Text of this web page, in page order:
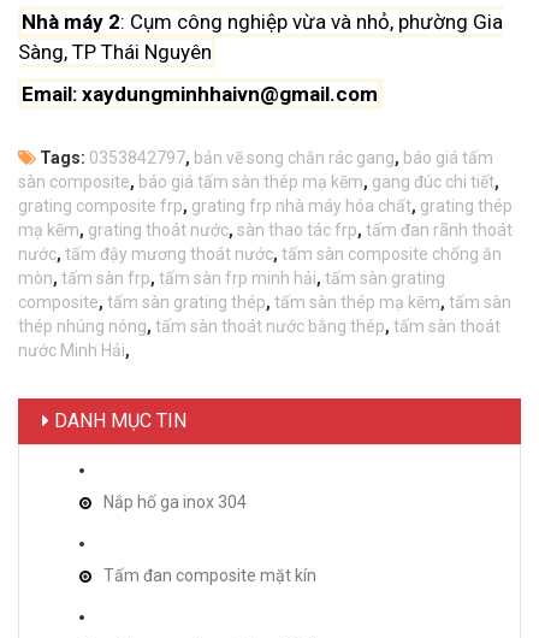
Nhà máy 2: Cụm công nghiệp vừa và nhỏ, phường Gia
Sàng, TP Thái Nguyên
Email: xaydungminhhaivn@gmail.com
Tags: 0353842797, bản vẽ song chắn rác gang, báo giá tấm
sàn composite, báo giá tấm sàn thép mạ kẽm, gang đúc chi tiết,
grating composite frp, grating frp nhà máy hóa chất, grating thép
mạ kẽm, grating thoát nước, sàn thao tác frp, tấm đan rãnh thoát
nước, tấm đậy mương thoát nước, tấm sàn composite chống ăn
mòn, tấm sàn frp, tấm sàn frp minh hải, tấm sàn grating
composite, tấm sàn grating thép, tấm sàn thép mạ kẽm, tấm sàn
thép nhúng nóng, tấm sàn thoát nước bằng thép, tấm sàn thoát
nước Minh Hải,
DANH MỤC TIN
Nắp hố ga inox 304
Tấm đan composite mặt kín